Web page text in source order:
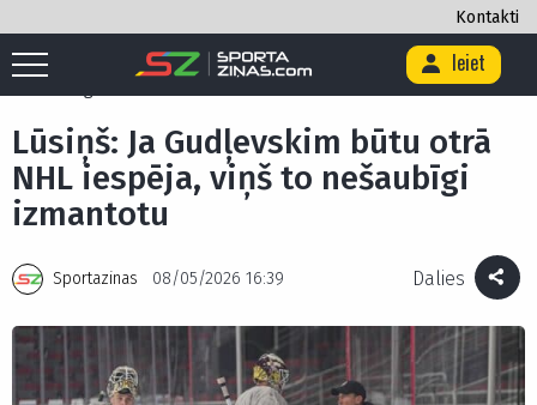
Kontakti
Ieiet
Sākums Ekskluzīvi / Lūsiņš: Ja Gudļevskim būtu otrā NHL iespēja, viņš
Lūsiņš: Ja Gudļevskim būtu otrā
NHL iespēja, viņš to nešaubīgi
izmantotu
Sportazinas 08/05/2026 16:39 Dalies